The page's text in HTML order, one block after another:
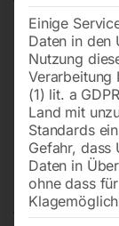
Einige
Daten in den
Nutzung
Verarbeitung
(1) lit. a
Land mit
Standards
Gefahr, dass
Daten in
ohne dass